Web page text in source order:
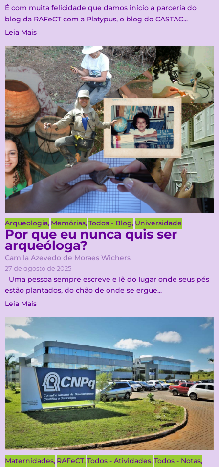
É com muita felicidade que damos início a parceria do
blog da RAFeCT com a Platypus, o blog do CASTAC...
Leia Mais
Arqueologia, Memórias,Todos - Blog, Universidade
Por que eu nunca quis ser
arqueóloga?
Camila Azevedo de Moraes Wichers
27 de agosto de 2025
Uma pessoa sempre escreve e Iê do Iugar onde seus pés
estão plantados, do chão de onde se ergue...
Leia Mais
Maternidades, RAFeCT,Todos - Atividades,Todos - Notas,